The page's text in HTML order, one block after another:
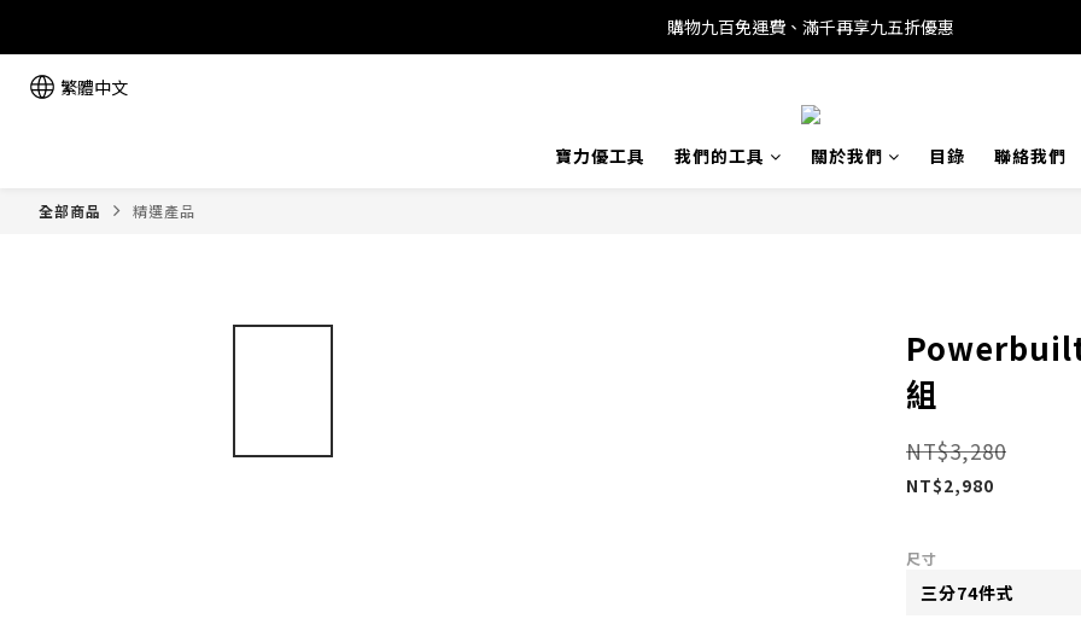
購物九百免運費、滿千再享九五折優惠
繁體中文
寶力優工具 我們的工具 關於我們 目錄 聯絡我們
全部商品 精選產品
Powerbuilt
組
NT$3,280
NT$2,980
尺寸